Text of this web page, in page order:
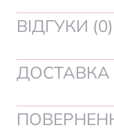
ВІДГУКИ (0)
ДОСТАВКА